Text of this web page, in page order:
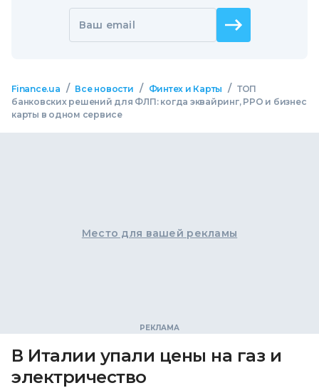
Ваш email
Finance.ua / Все новости / Финтех и Карты / ТОП
банковских решений для ФЛП: когда эквайринг, РРО и бизнес
карты в одном сервисе
Место для вашей рекламы
В Италии упали цены на газ и
электричество